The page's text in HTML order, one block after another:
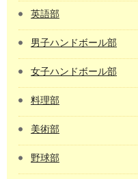
英語部
男子ハンドボール部
女子ハンドボール部
料理部
美術部
野球部